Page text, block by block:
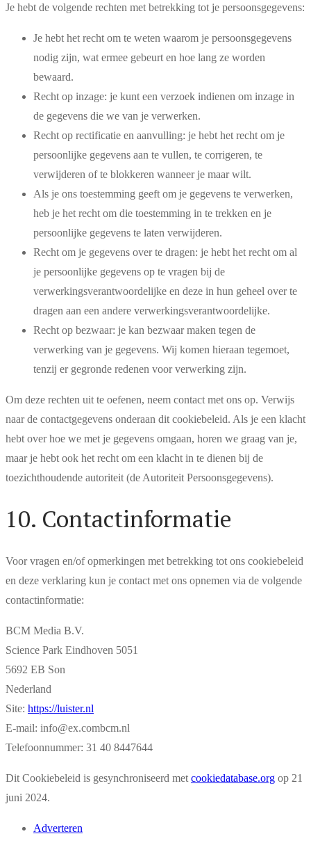
Je hebt de volgende rechten met betrekking tot je persoonsgegevens:
Je hebt het recht om te weten waarom je persoonsgegevens
nodig zijn, wat ermee gebeurt en hoe lang ze worden
bewaard.
Recht op inzage: je kunt een verzoek indienen om inzage in
de gegevens die we van je verwerken.
Recht op rectificatie en aanvulling: je hebt het recht om je
persoonlijke gegevens aan te vullen, te corrigeren, te
verwijderen of te blokkeren wanneer je maar wilt.
Als je ons toestemming geeft om je gegevens te verwerken,
heb je het recht om die toestemming in te trekken en je
persoonlijke gegevens te laten verwijderen.
Recht om je gegevens over te dragen: je hebt het recht om al
je persoonlijke gegevens op te vragen bij de
verwerkingsverantwoordelijke en deze in hun geheel over te
dragen aan een andere verwerkingsverantwoordelijke.
Recht op bezwaar: je kan bezwaar maken tegen de
verwerking van je gegevens. Wij komen hieraan tegemoet,
tenzij er gegronde redenen voor verwerking zijn.
Om deze rechten uit te oefenen, neem contact met ons op. Verwijs
naar de contactgegevens onderaan dit cookiebeleid. Als je een klacht
hebt over hoe we met je gegevens omgaan, horen we graag van je,
maar je hebt ook het recht om een klacht in te dienen bij de
toezichthoudende autoriteit (de Autoriteit Persoonsgegevens).
10. Contactinformatie
Voor vragen en/of opmerkingen met betrekking tot ons cookiebeleid
en deze verklaring kun je contact met ons opnemen via de volgende
contactinformatie:
BCM Media B.V.
Science Park Eindhoven 5051
5692 EB Son
Nederland
Site: https://luister.nl
E-mail: info@ex.combcm.nl
Telefoonnummer: 31 40 8447644
Dit Cookiebeleid is gesynchroniseerd met cookiedatabase.org op 21
juni 2024.
Adverteren